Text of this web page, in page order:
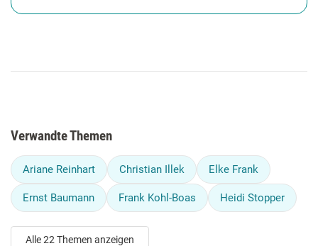
Verwandte Themen
Ariane Reinhart Christian Illek Elke Frank
Ernst Baumann Frank Kohl-Boas Heidi Stopper
Alle 22 Themen anzeigen